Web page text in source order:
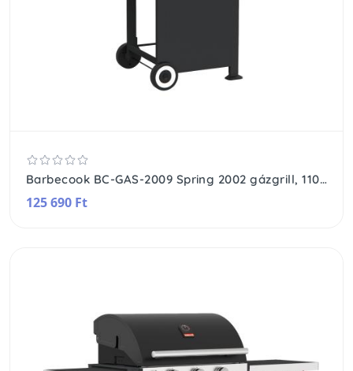
Barbecook BC-GAS-2009 Spring 2002 gázgrill, 110x55x115cm
125 690 Ft